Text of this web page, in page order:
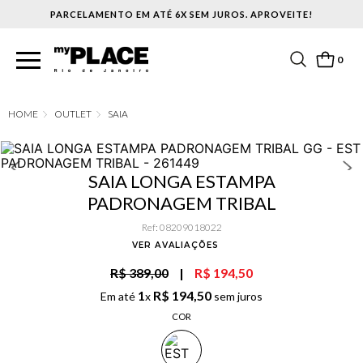
PARCELAMENTO EM ATÉ 6X SEM JUROS. APROVEITE!
0
OUTLET SAIA
SAIA LONGA ESTAMPA
PADRONAGEM TRIBAL
Ref: 08209018022
VER AVALIAÇÕES
R$ 389,00 | R$ 194,50
Em até 1x R$ 194,50 sem juros
COR